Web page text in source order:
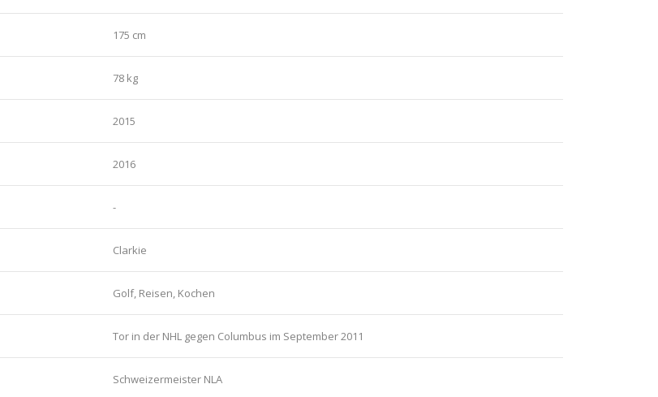
175 cm
78 kg
2015
2016
-
Clarkie
Golf, Reisen, Kochen
Tor in der NHL gegen Columbus im September 2011
Schweizermeister NLA